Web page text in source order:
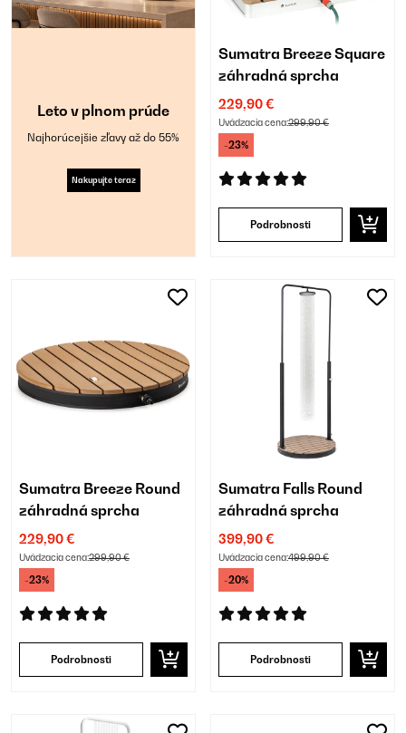
Leto v plnom prúde
Najhorúcejšie zľavy až do 55%
Nakupujte teraz
Sumatra Breeze Square
záhradná sprcha
229,90 €
Uvádzacia cena:299,90 €
-23%
Podrobnosti
Sumatra Breeze Round
záhradná sprcha
229,90 €
Uvádzacia cena:299,90 €
-23%
Podrobnosti
Sumatra Falls Round
záhradná sprcha
399,90 €
Uvádzacia cena:499,90 €
-20%
Podrobnosti